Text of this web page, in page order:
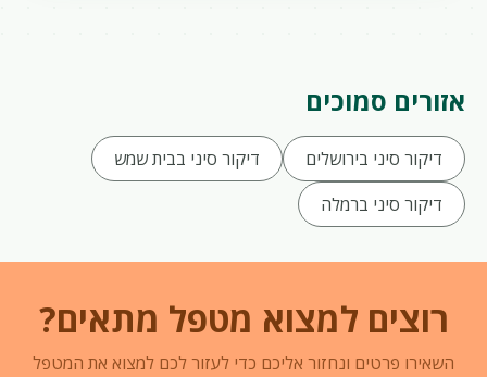
אזורים סמוכים
דיקור סיני בירושלים
דיקור סיני בבית שמש
דיקור סיני ברמלה
רוצים למצוא מטפל מתאים?
השאירו פרטים ונחזור אליכם כדי לעזור לכם למצוא את המטפל